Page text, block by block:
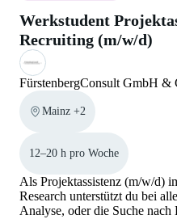
Werkstudent
Recruiting (m/w/d)
FürstenbergConsult GmbH &
Mainz +2
12–20 h pro Woche
Als Projektassistenz (m/w/d)
Research unterstützt du bei
Analyse, oder die Suche nach